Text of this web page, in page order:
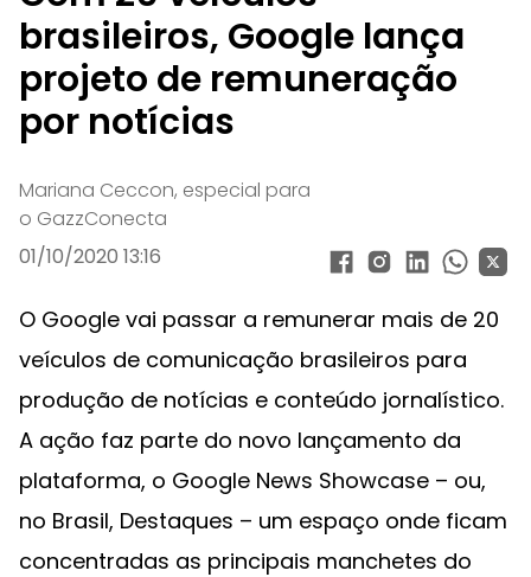
brasileiros, Google lança
projeto de remuneração
por notícias
Mariana Ceccon, especial para
o GazzConecta
01/10/2020 13:16
O Google vai passar a remunerar mais de 20
veículos de comunicação brasileiros para
produção de notícias e conteúdo jornalístico.
A ação faz parte do novo lançamento da
plataforma, o Google News Showcase – ou,
no Brasil, Destaques – um espaço onde ficam
concentradas as principais manchetes do